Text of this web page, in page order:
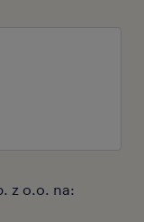
z o.o. na: